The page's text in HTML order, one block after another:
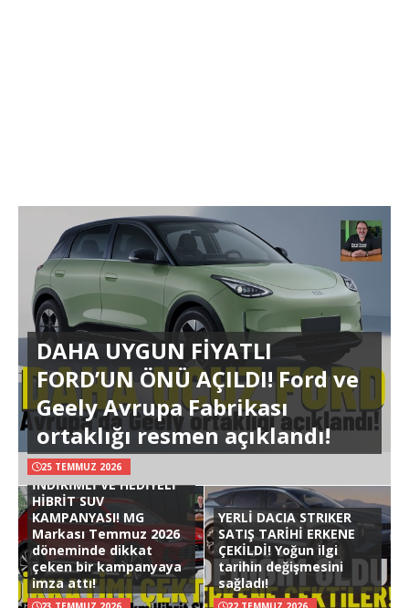
DAHA UYGUN FİYATLI
FORD’UN ÖNÜ AÇILDI! Ford ve
Geely Avrupa Fabrikası
ortaklığı resmen açıklandı!
25 TEMMUZ 2026
İNDİRİMLİ VE HEDİYELİ
HİBRİT SUV
KAMPANYASI! MG
Markası Temmuz 2026
döneminde dikkat
çeken bir kampanyaya
imza attı!
YERLİ DACIA STRIKER
SATIŞ TARİHİ ERKENE
ÇEKİLDİ! Yoğun ilgi
tarihin değişmesini
sağladı!